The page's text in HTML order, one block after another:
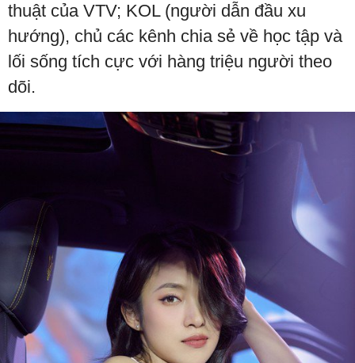
thuật của VTV; KOL (người dẫn đầu xu
hướng), chủ các kênh chia sẻ về học tập và
lối sống tích cực với hàng triệu người theo
dõi.